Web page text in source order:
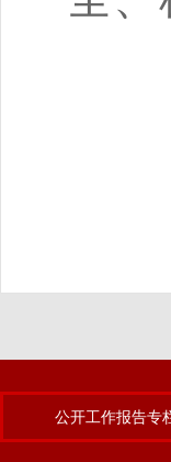
公开工作报告专